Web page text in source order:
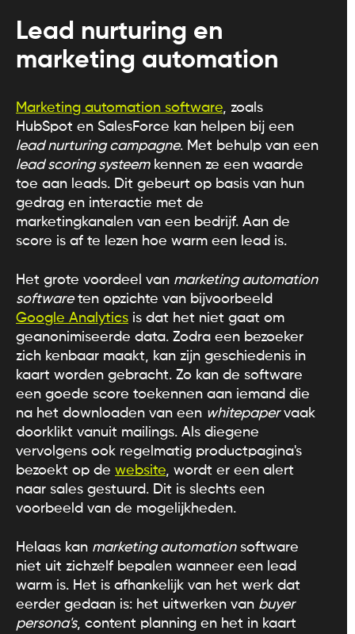
Lead nurturing en
marketing automation
Marketing automation software , zoals
HubSpot en SalesForce kan helpen bij een
lead nurturing campagne. Met behulp van een
lead scoring systeemkennen ze een waarde
toe aan leads. Dit gebeurt op basis van hun
gedrag en interactie met de
marketingkanalen van een bedrijf. Aan de
score is af te lezen hoe warm een lead is.
Het grote voordeel van marketing automation
softwareten opzichte van bijvoorbeeld
Google Analytics is dat het niet gaat om
geanonimiseerde data. Zodra een bezoeker
zich kenbaar maakt, kan zijn geschiedenis in
kaart worden gebracht. Zo kan de software
een goede score toekennen aan iemand die
na het downloaden van een whitepapervaak
doorklikt vanuit mailings. Als diegene
vervolgens ook regelmatig productpagina's
bezoekt op de website , wordt er een alert
naar sales gestuurd. Dit is slechts een
voorbeeld van de mogelijkheden.
Helaas kan marketing automationsoftware
niet uit zichzelf bepalen wanneer een lead
warm is. Het is afhankelijk van het werk dat
eerder gedaan is: het uitwerken van buyer
persona's, content planning en het in kaart